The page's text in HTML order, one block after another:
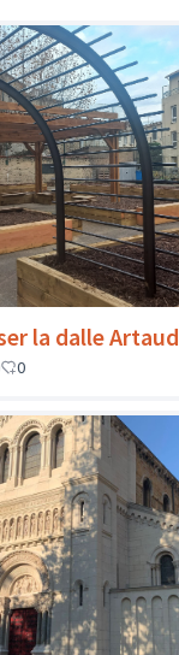
la dalle Artaud
0